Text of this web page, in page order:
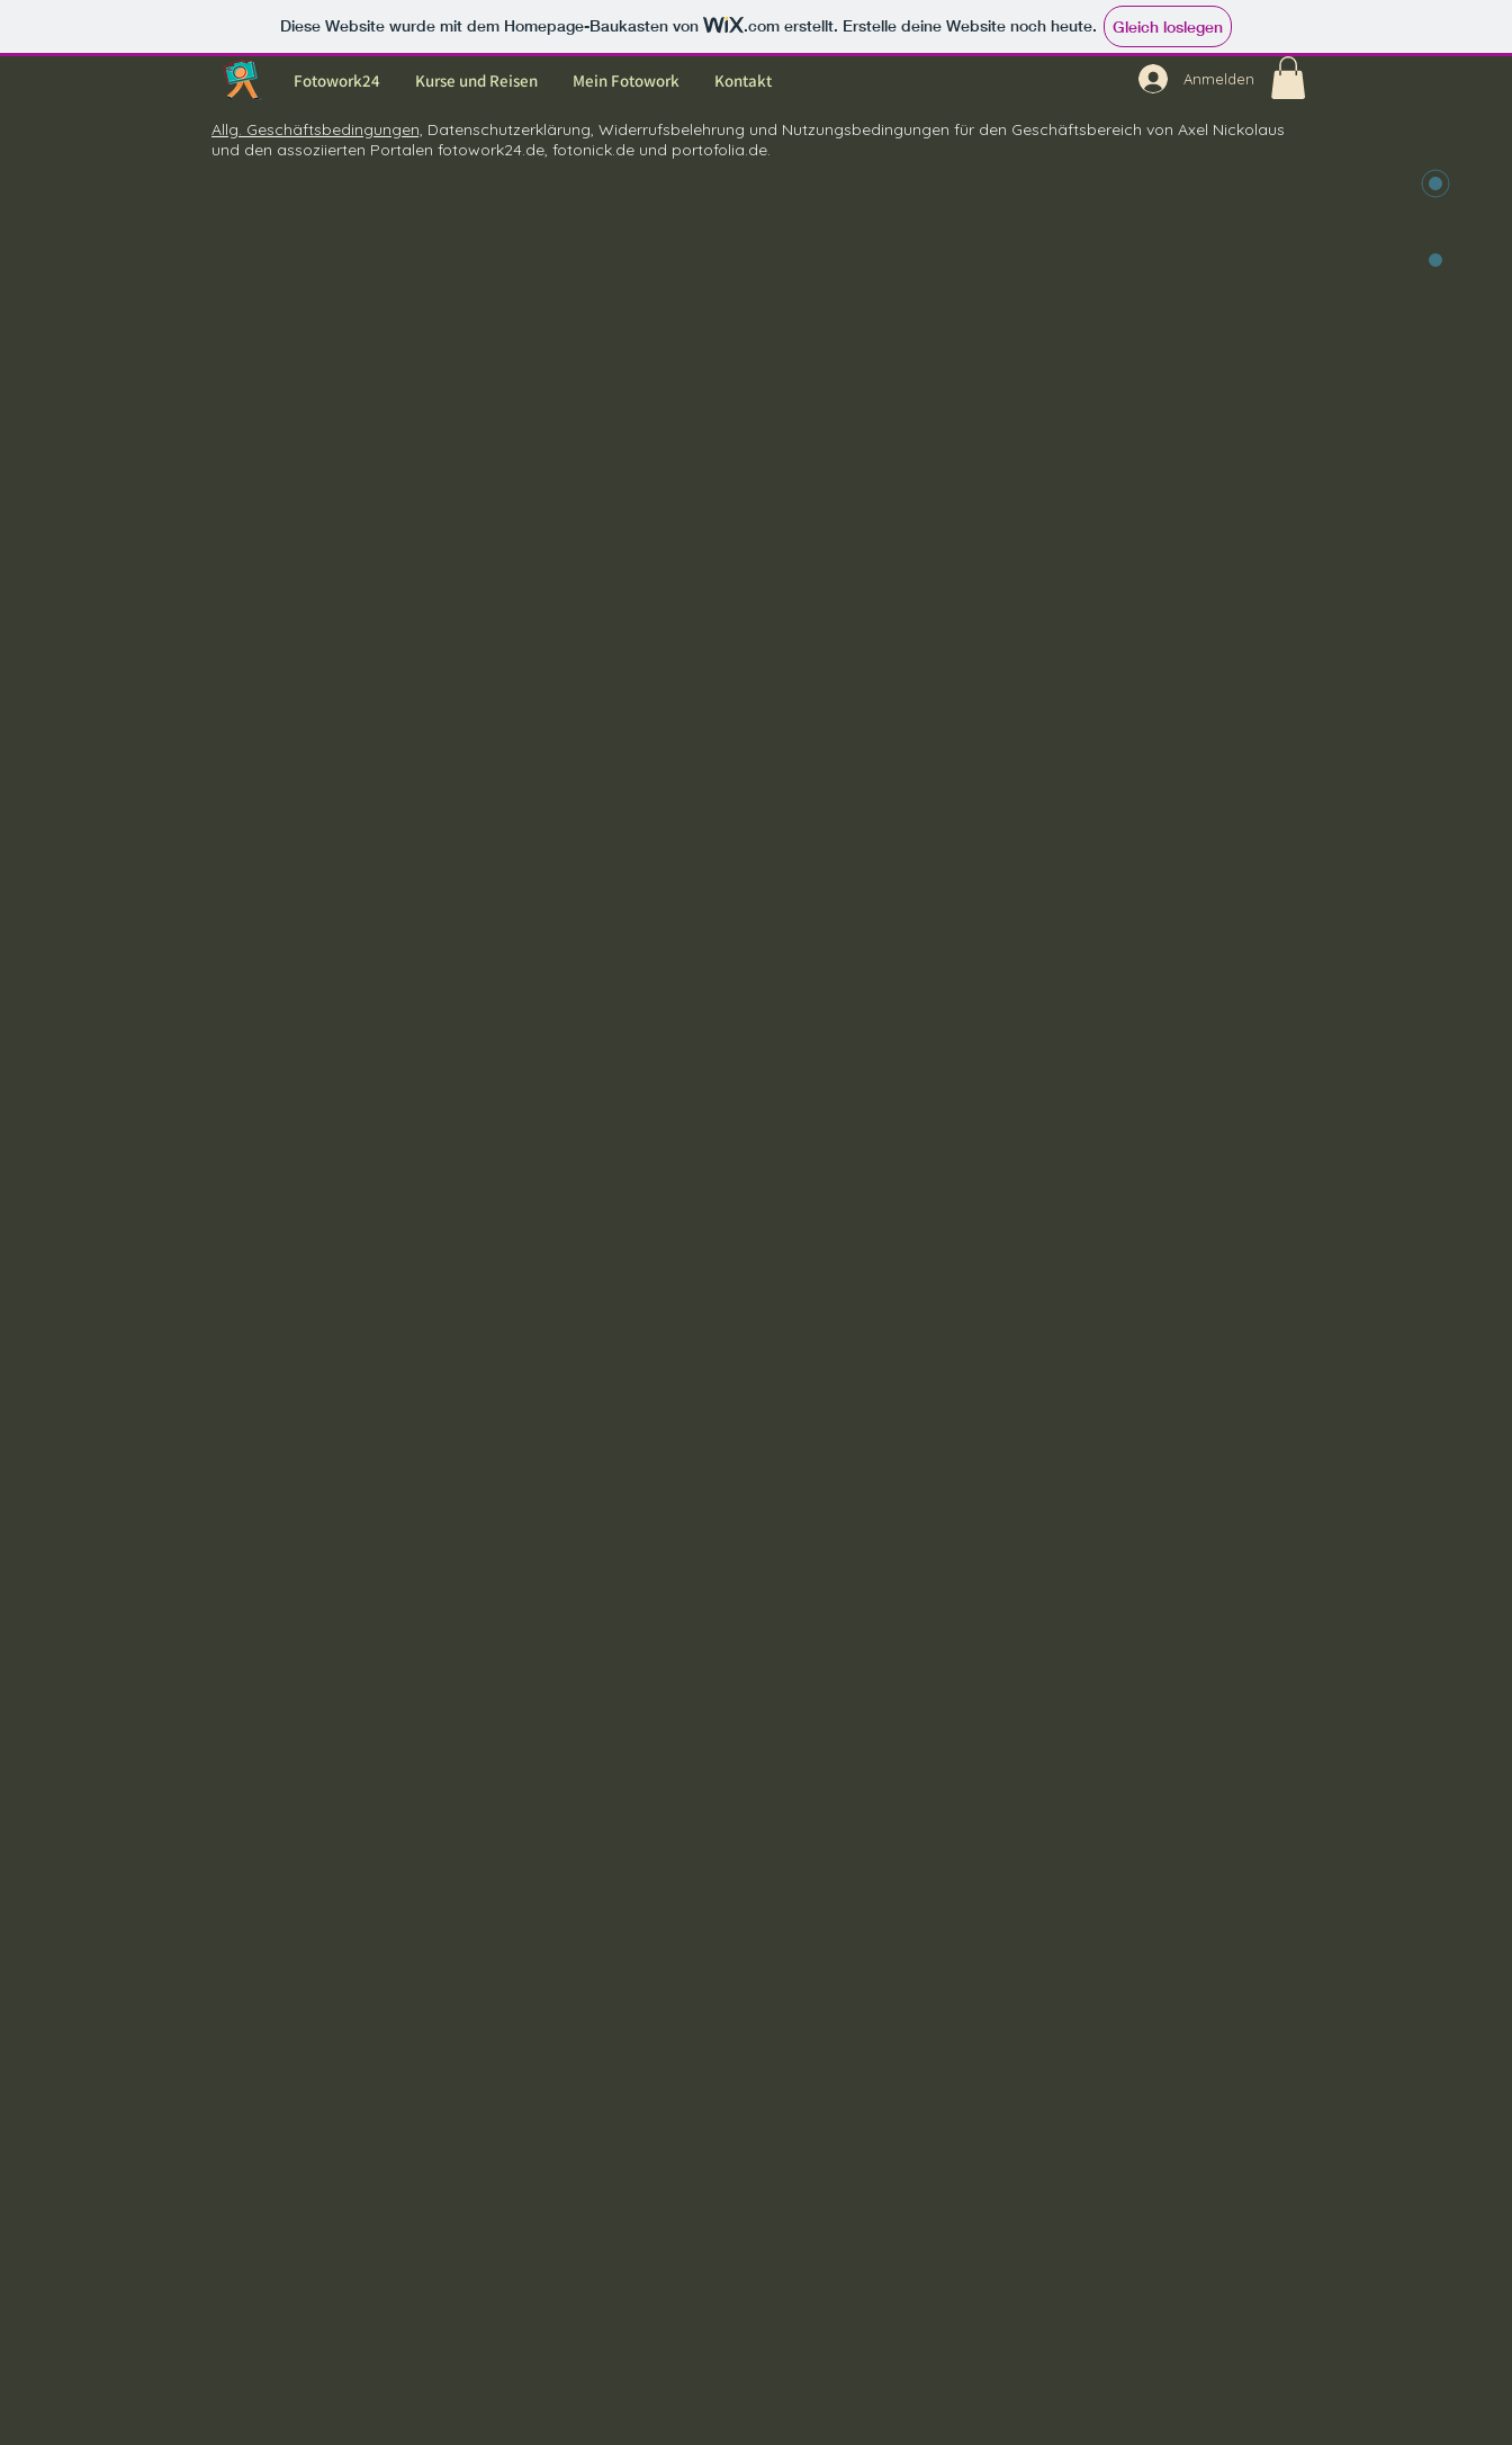
Diese Website wurde mit dem Homepage-Baukasten von .com erstellt. Erstelle deine Website noch heute. Gleich loslegen
Fotowork24 Kurse und Reisen Mein Fotowork Kontakt Anmelden
Allg. Geschäftsbedingungen, Datenschutzerklärung, Widerrufsbelehrung und Nutzungsbedingungen für den Geschäftsbereich von Axel Nickolaus
und den assoziierten Portalen fotowork24.de, fotonick.de und portofolia.de.